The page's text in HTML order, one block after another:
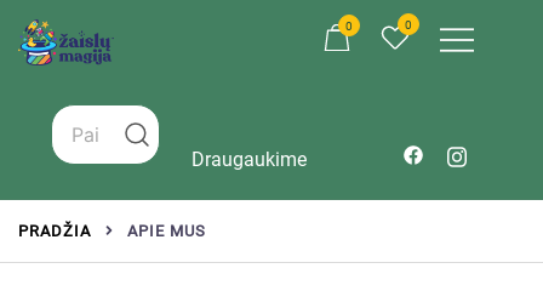
0 0
Draugaukime
PRADŽIA APIE MUS